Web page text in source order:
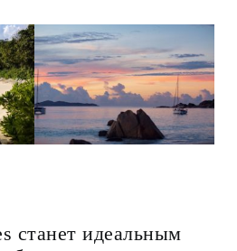
станет идеальным